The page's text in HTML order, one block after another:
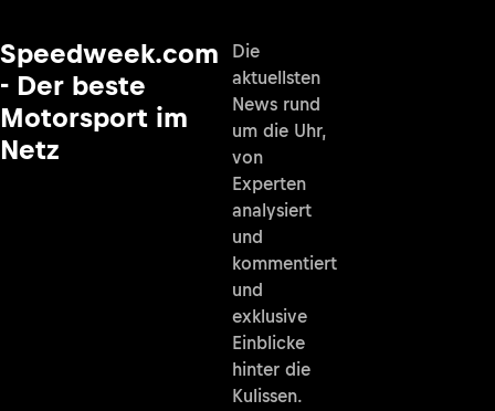
Speedweek.com
- Der beste
Motorsport im
Netz
Die
aktuellsten
News rund
um die Uhr,
von
Experten
analysiert
und
kommentiert
und
exklusive
Einblicke
hinter die
Kulissen.